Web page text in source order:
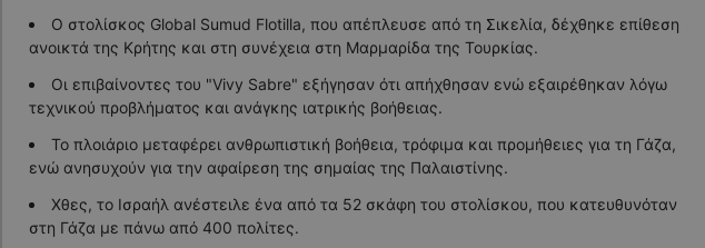
Ο στολίσκος Global Sumud Flotilla, που απέπλευσε από τη Σικελία, δέχθηκε επίθεση
ανοικτά της Κρήτης και στη συνέχεια στη Μαρμαρίδα της Τουρκίας.
Οι επιβαίνοντες του "Vivy Sabre" εξήγησαν ότι απήχθησαν ενώ εξαιρέθηκαν λόγω
τεχνικού προβλήματος και ανάγκης ιατρικής βοήθειας.
Το πλοιάριο μεταφέρει ανθρωπιστική βοήθεια, τρόφιμα και προμήθειες για τη Γάζα,
ενώ ανησυχούν για την αφαίρεση της σημαίας της Παλαιστίνης.
Χθες, το Ισραήλ ανέστειλε ένα από τα 52 σκάφη του στολίσκου, που κατευθυνόταν
στη Γάζα με πάνω από 400 πολίτες.